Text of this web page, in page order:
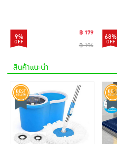
9%
฿ 179
฿ 196
68%
สินค้าแนะนำ